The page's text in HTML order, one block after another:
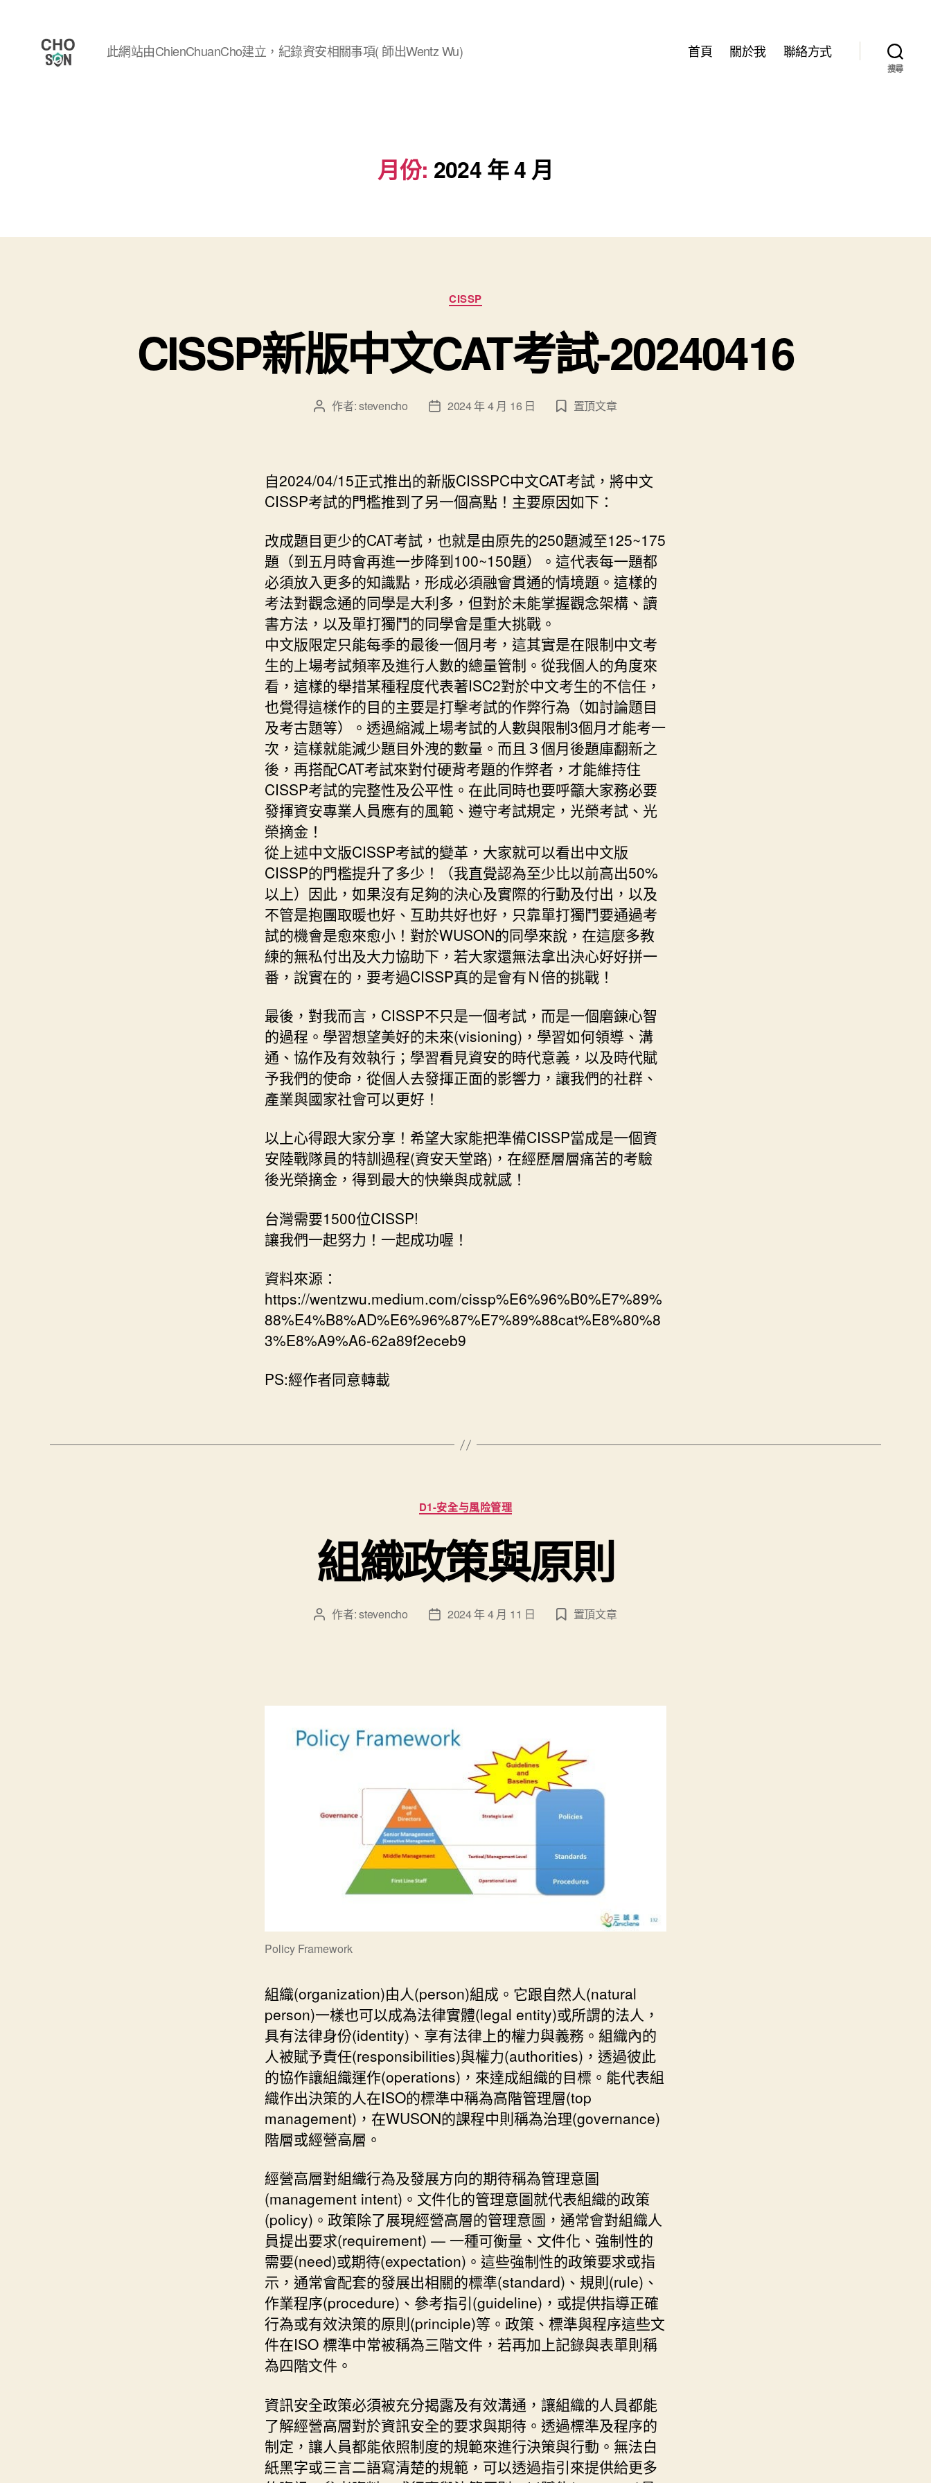
此網站由ChienChuanCho建立，紀錄資安相關事項( 師出Wentz Wu) 首頁 關於我 聯絡方式
搜尋
月份: 2024 年 4 月
分
類
CISSP
CISSP新版中文CAT考試-20240416
文 作者:stevencho
文
日
期
2024 年 4 月 16 日 置頂文章
自2024/04/15正式推出的新版CISSPC中文CAT考試，將中文
CISSP考試的門檻推到了另一個高點！主要原因如下：
改成題目更少的CAT考試，也就是由原先的250題減至125~175
題（到五月時會再進一步降到100~150題）。這代表每一題都
必須放入更多的知識點，形成必須融會貫通的情境題。這樣的
考法對觀念通的同學是大利多，但對於未能掌握觀念架構、讀
書方法，以及單打獨鬥的同學會是重大挑戰。
中文版限定只能每季的最後一個月考，這其實是在限制中文考
生的上場考試頻率及進行人數的總量管制。從我個人的角度來
看，這樣的舉措某種程度代表著ISC2對於中文考生的不信任，
也覺得這樣作的目的主要是打擊考試的作弊行為（如討論題目
及考古題等）。透過縮減上場考試的人數與限制3個月才能考一
次，這樣就能減少題目外洩的數量。而且３個月後題庫翻新之
後，再搭配CAT考試來對付硬背考題的作弊者，才能維持住
CISSP考試的完整性及公平性。在此同時也要呼籲大家務必要
發揮資安專業人員應有的風範、遵守考試規定，光榮考試、光
榮摘金！
從上述中文版CISSP考試的變革，大家就可以看出中文版
CISSP的門檻提升了多少！（我直覺認為至少比以前高出50%
以上）因此，如果沒有足夠的決心及實際的行動及付出，以及
不管是抱團取暖也好、互助共好也好，只靠單打獨鬥要通過考
試的機會是愈來愈小！對於WUSON的同學來說，在這麼多教
練的無私付出及大力協助下，若大家還無法拿出決心好好拼一
番，說實在的，要考過CISSP真的是會有Ｎ倍的挑戰！
最後，對我而言，CISSP不只是一個考試，而是一個磨錬心智
的過程。學習想望美好的未來(visioning)，學習如何領導、溝
通、協作及有效執行；學習看見資安的時代意義，以及時代賦
予我們的使命，從個人去發揮正面的影響力，讓我們的社群、
產業與國家社會可以更好！
以上心得跟大家分享！希望大家能把準備CISSP當成是一個資
安陸戰隊員的特訓過程(資安天堂路)，在經歷層層痛苦的考驗
後光榮摘金，得到最大的快樂與成就感！
台灣需要1500位CISSP!
讓我們一起努力！一起成功喔！
資料來源：
https://wentzwu.medium.com/cissp%E6%96%B0%E7%89%
88%E4%B8%AD%E6%96%87%E7%89%88cat%E8%80%8
3%E8%A9%A6-62a89f2eceb9
PS:經作者同意轉載
分
類
D1-安全与風险管理
組織政策與原則
文 作者:stevencho
文 2024 年 4 月 11 日 置頂文章
Policy Framework
組織(organization)由人(person)組成。它跟自然人(natural
person)一樣也可以成為法律實體(legal entity)或所謂的法人，
具有法律身份(identity)、享有法律上的權力與義務。組織內的
人被賦予責任(responsibilities)與權力(authorities)，透過彼此
的協作讓組織運作(operations)，來達成組織的目標。能代表組
織作出決策的人在ISO的標準中稱為高階管理層(top
management)，在WUSON的課程中則稱為治理(governance)
階層或經營高層。
經營高層對組織行為及發展方向的期待稱為管理意圖
(management intent)。文件化的管理意圖就代表組織的政策
(policy)。政策除了展現經營高層的管理意圖，通常會對組織人
員提出要求(requirement) — 一種可衡量、文件化、強制性的
需要(need)或期待(expectation)。這些強制性的政策要求或指
示，通常會配套的發展出相關的標準(standard)、規則(rule)、
作業程序(procedure)、參考指引(guideline)，或提供指導正確
行為或有效決策的原則(principle)等。政策、標準與程序這些文
件在ISO 標準中常被稱為三階文件，若再加上記錄與表單則稱
為四階文件。
資訊安全政策必須被充分揭露及有效溝通，讓組織的人員都能
了解經營高層對於資訊安全的要求與期待。透過標準及程序的
制定，讓人員都能依照制度的規範來進行決策與行動。無法白
紙黑字或三言二語寫清楚的規範，可以透過指引來提供給更多